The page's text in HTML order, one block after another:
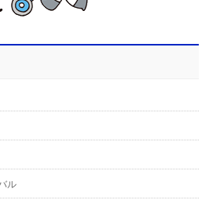
ル